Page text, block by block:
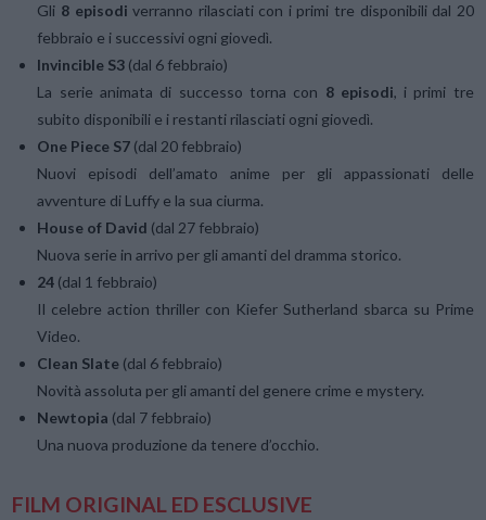
Gli 8 episodi verranno rilasciati con i primi tre disponibili dal 20
febbraio e i successivi ogni giovedì.
Invincible S3 (dal 6 febbraio)
La serie animata di successo torna con 8 episodi, i primi tre
subito disponibili e i restanti rilasciati ogni giovedì.
One Piece S7 (dal 20 febbraio)
Nuovi episodi dell’amato anime per gli appassionati delle
avventure di Luffy e la sua ciurma.
House of David (dal 27 febbraio)
Nuova serie in arrivo per gli amanti del dramma storico.
24 (dal 1 febbraio)
Il celebre action thriller con Kiefer Sutherland sbarca su Prime
Video.
Clean Slate (dal 6 febbraio)
Novità assoluta per gli amanti del genere crime e mystery.
Newtopia (dal 7 febbraio)
Una nuova produzione da tenere d’occhio.
FILM ORIGINAL ED ESCLUSIVE